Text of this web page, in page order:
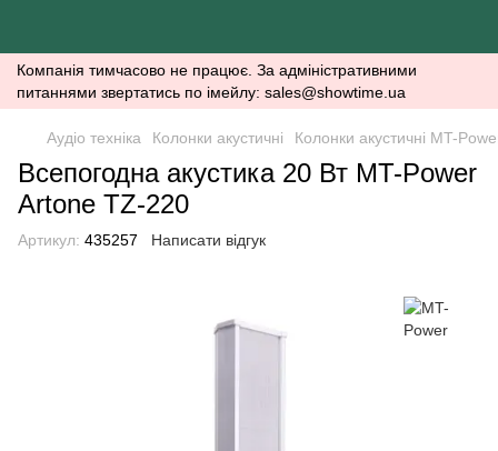
Компанія тимчасово не працює. За адміністративними
питаннями звертатись по імейлу: sales@showtime.ua
Аудіо техніка Колонки акустичні Колонки акустичні MT-
Всепогодна акустика 20 Вт MT-Power
Artone TZ-220
Артикул: 435257 Написати відгук